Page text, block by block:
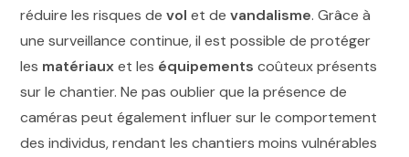
réduire les risques devol et devandalisme. Grâce à
une surveillance continue, il est possible de protéger
les matériauxet les équipements coûteux présents
sur le chantier. Ne pas oublier que la présence de
caméras peut également influer sur le comportement
des individus, rendant les chantiers moins vulnérables